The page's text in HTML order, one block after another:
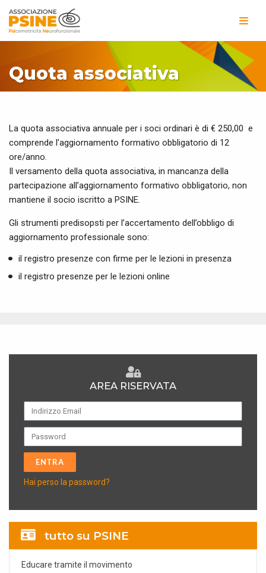
Vai
al
contenuto
Quota associativa
La quota associativa annuale per i soci ordinari è di € 250,00 e
comprende l’aggiornamento formativo obbligatorio di 12
ore/anno.
Il versamento della quota associativa, in mancanza della
partecipazione all’aggiornamento formativo obbligatorio, non
mantiene il socio iscritto a PSINE.
Gli strumenti predisopsti per l’accertamento dell’obbligo di
aggiornamento professionale sono:
il registro presenze con firme per le lezioni in presenza
il registro presenze per le lezioni online
AREA RISERVATA
ENTRA
A
e
r
n
a
ti
Hai perso la password?
tutto su PSINE
Educare tramite il movimento